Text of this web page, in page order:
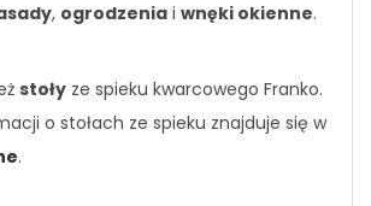
, ogrodzenia i wnęki okienne.
stoły ze spieku kwarcowego Franko.
o stołach ze spieku znajduje się w
.